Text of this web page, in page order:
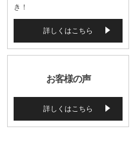
き！
詳しくはこちら
お客様の声
詳しくはこちら